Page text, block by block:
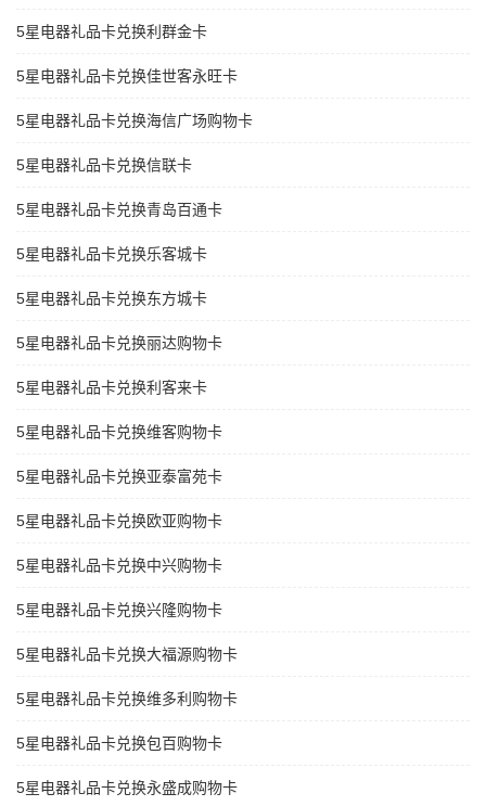
5星电器礼品卡兑换利群金卡
5星电器礼品卡兑换佳世客永旺卡
5星电器礼品卡兑换海信广场购物卡
5星电器礼品卡兑换信联卡
5星电器礼品卡兑换青岛百通卡
5星电器礼品卡兑换乐客城卡
5星电器礼品卡兑换东方城卡
5星电器礼品卡兑换丽达购物卡
5星电器礼品卡兑换利客来卡
5星电器礼品卡兑换维客购物卡
5星电器礼品卡兑换亚泰富苑卡
5星电器礼品卡兑换欧亚购物卡
5星电器礼品卡兑换中兴购物卡
5星电器礼品卡兑换兴隆购物卡
5星电器礼品卡兑换大福源购物卡
5星电器礼品卡兑换维多利购物卡
5星电器礼品卡兑换包百购物卡
5星电器礼品卡兑换永盛成购物卡